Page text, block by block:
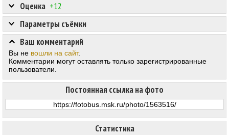
Статистика
Оценка +12
Постоянная ссылка на фото
Параметры съёмки
Ваш комментарий
Вы не вошли на сайт.
Комментарии могут оставлять только зарегистрированные
пользователи.